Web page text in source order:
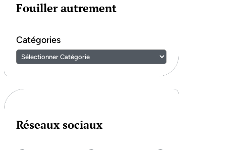
Fouiller autrement
Catégories
Réseaux sociaux